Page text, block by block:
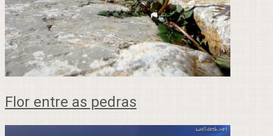
Flor entre as pedras